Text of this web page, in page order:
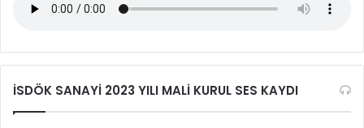
İSDÖK SANAYİ 2023 YILI MALİ KURUL SES KAYDI